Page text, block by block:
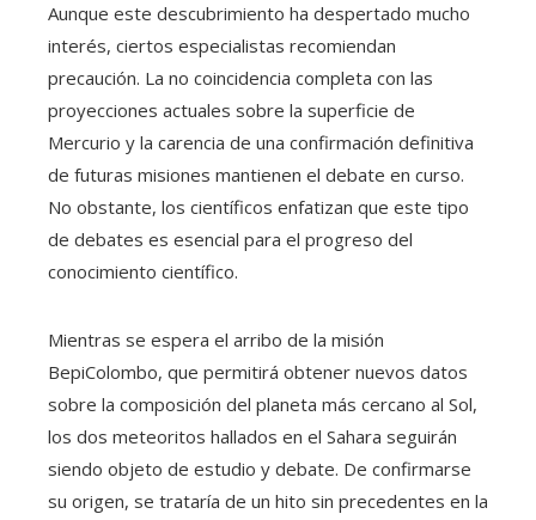
Aunque este descubrimiento ha despertado mucho
interés, ciertos especialistas recomiendan
precaución. La no coincidencia completa con las
proyecciones actuales sobre la superficie de
Mercurio y la carencia de una confirmación definitiva
de futuras misiones mantienen el debate en curso.
No obstante, los científicos enfatizan que este tipo
de debates es esencial para el progreso del
conocimiento científico.
Mientras se espera el arribo de la misión
BepiColombo, que permitirá obtener nuevos datos
sobre la composición del planeta más cercano al Sol,
los dos meteoritos hallados en el Sahara seguirán
siendo objeto de estudio y debate. De confirmarse
su origen, se trataría de un hito sin precedentes en la